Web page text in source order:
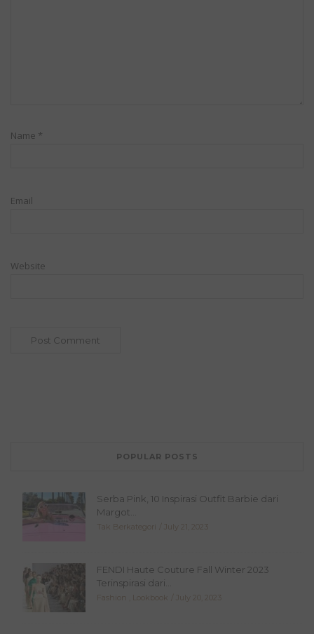
Name *
Email
Website
POPULAR POSTS
Serba Pink, 10 Inspirasi Outfit Barbie dari
Margot...
Tak Berkategori July 21, 2023
FENDI Haute Couture Fall Winter 2023
Terinspirasi dari...
Fashion Lookbook July 20, 2023